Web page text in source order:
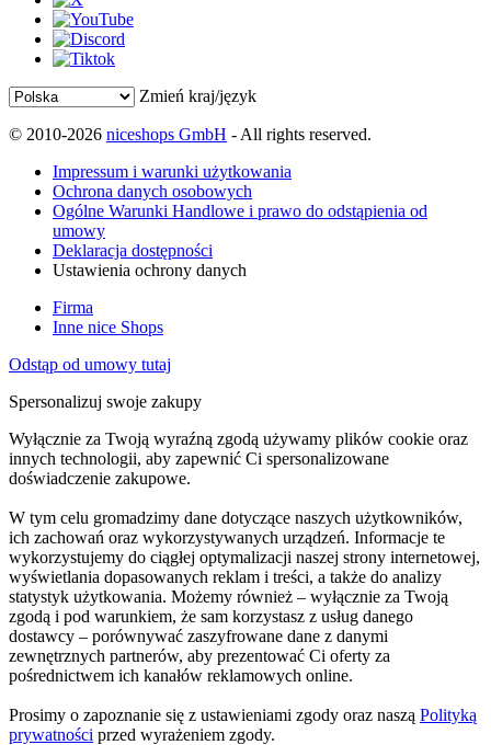
Zmień kraj/język
© 2010-2026 niceshops GmbH - All rights reserved.
Impressum i warunki użytkowania
Ochrona danych osobowych
Ogólne Warunki Handlowe i prawo do odstąpienia od
umowy
Deklaracja dostępności
Ustawienia ochrony danych
Firma
Inne nice Shops
Odstąp od umowy tutaj
Spersonalizuj swoje zakupy
Wyłącznie za Twoją wyraźną zgodą używamy plików cookie oraz
innych technologii, aby zapewnić Ci spersonalizowane
doświadczenie zakupowe.
W tym celu gromadzimy dane dotyczące naszych użytkowników,
ich zachowań oraz wykorzystywanych urządzeń. Informacje te
wykorzystujemy do ciągłej optymalizacji naszej strony internetowej,
wyświetlania dopasowanych reklam i treści, a także do analizy
statystyk użytkowania. Możemy również – wyłącznie za Twoją
zgodą i pod warunkiem, że sam korzystasz z usług danego
dostawcy – porównywać zaszyfrowane dane z danymi
zewnętrznych partnerów, aby prezentować Ci oferty za
pośrednictwem ich kanałów reklamowych online.
Prosimy o zapoznanie się z ustawieniami zgody oraz naszą Polityką
prywatności przed wyrażeniem zgody.